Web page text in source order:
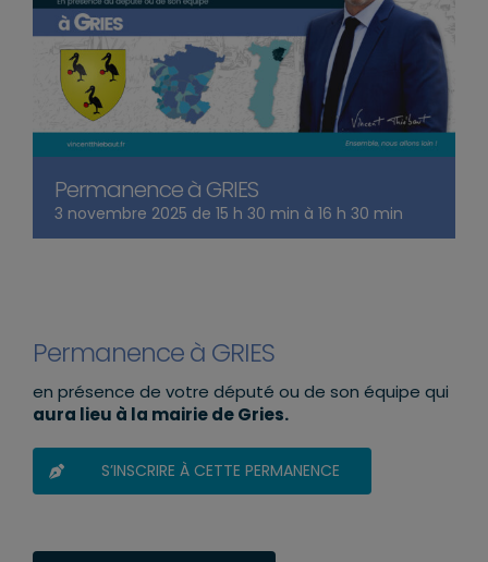
Permanence à GRIES
3 novembre 2025 de 15 h 30 min à 16 h 30 min
Permanence à GRIES
en présence de votre député ou de son équipe qui
aura lieu à la mairie de Gries.
S’INSCRIRE À CETTE PERMANENCE